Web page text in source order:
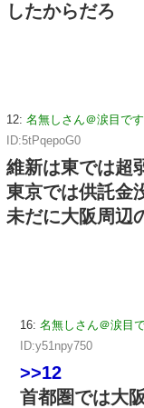
したからだろ
12: 名無しさん＠涙目で
ID:5tPqepoG0
維新は東では超
東京では供託金
未だに大阪周辺
16: 名無しさん＠涙目
ID:y51npy750
>>12
首都圏では大